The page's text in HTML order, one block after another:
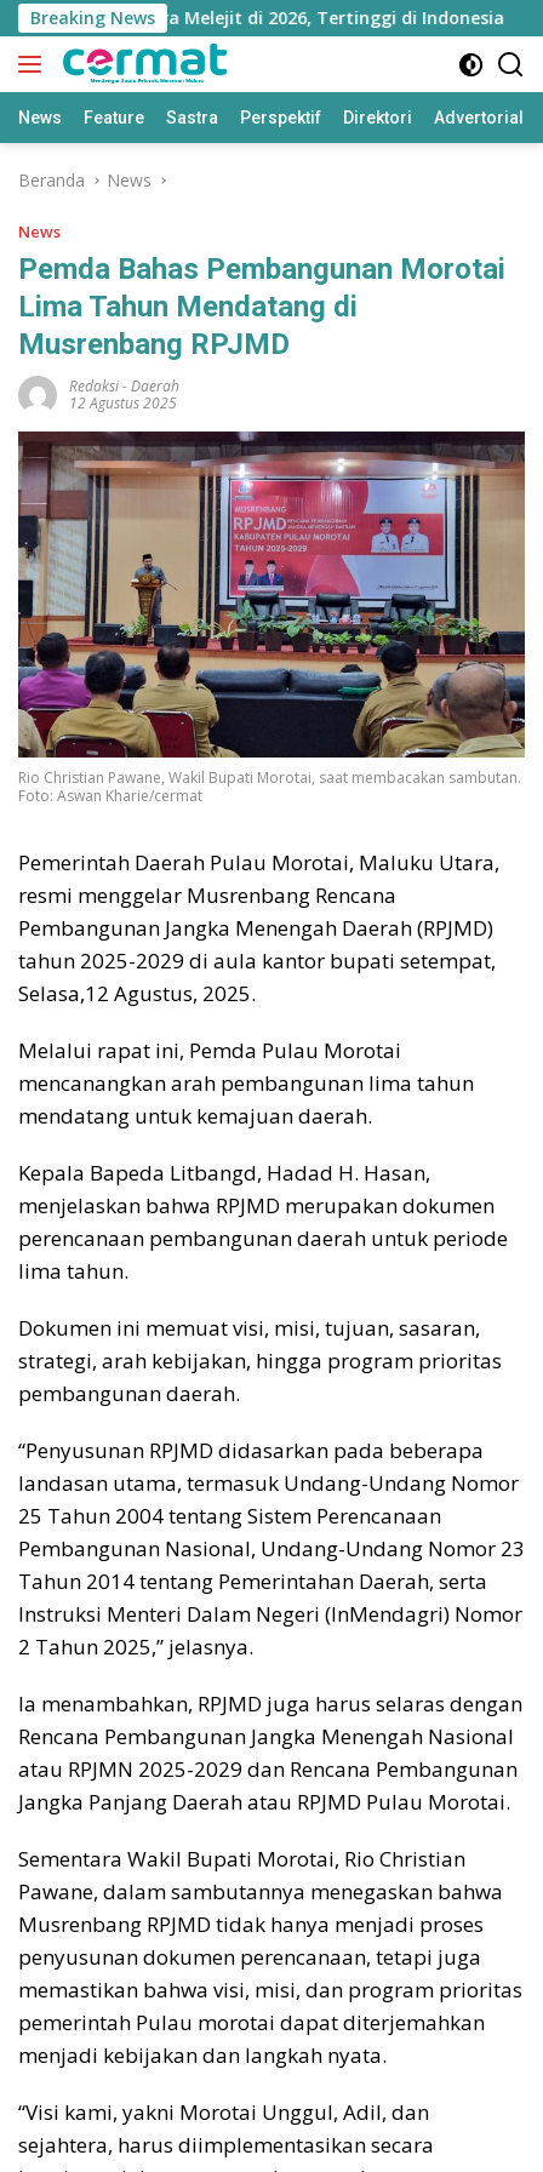
Langsung
ke
konten
Breaking News
Maluku Utara Melejit di 2026, Tertinggi di Indonesia
News Feature Sastra Perspektif Direktori Advertorial
Beranda News
News
Pemda Bahas Pembangunan Morotai
Lima Tahun Mendatang di
Musrenbang RPJMD
Redaksi-Daerah
12 Agustus 2025
Rio Christian Pawane, Wakil Bupati Morotai, saat membacakan sambutan.
Foto: Aswan Kharie/cermat
Pemerintah Daerah Pulau Morotai, Maluku Utara,
resmi menggelar Musrenbang Rencana
Pembangunan Jangka Menengah Daerah (RPJMD)
tahun 2025-2029 di aula kantor bupati setempat,
Selasa,12 Agustus, 2025.
Melalui rapat ini, Pemda Pulau Morotai
mencanangkan arah pembangunan lima tahun
mendatang untuk kemajuan daerah.
Kepala Bapeda Litbangd, Hadad H. Hasan,
menjelaskan bahwa RPJMD merupakan dokumen
perencanaan pembangunan daerah untuk periode
lima tahun.
Dokumen ini memuat visi, misi, tujuan, sasaran,
strategi, arah kebijakan, hingga program prioritas
pembangunan daerah.
“Penyusunan RPJMD didasarkan pada beberapa
landasan utama, termasuk Undang-Undang Nomor
25 Tahun 2004 tentang Sistem Perencanaan
Pembangunan Nasional, Undang-Undang Nomor 23
Tahun 2014 tentang Pemerintahan Daerah, serta
Instruksi Menteri Dalam Negeri (InMendagri) Nomor
2 Tahun 2025,” jelasnya.
Ia menambahkan, RPJMD juga harus selaras dengan
Rencana Pembangunan Jangka Menengah Nasional
atau RPJMN 2025-2029 dan Rencana Pembangunan
Jangka Panjang Daerah atau RPJMD Pulau Morotai.
Sementara Wakil Bupati Morotai, Rio Christian
Pawane, dalam sambutannya menegaskan bahwa
Musrenbang RPJMD tidak hanya menjadi proses
penyusunan dokumen perencanaan, tetapi juga
memastikan bahwa visi, misi, dan program prioritas
pemerintah Pulau morotai dapat diterjemahkan
menjadi kebijakan dan langkah nyata.
“Visi kami, yakni Morotai Unggul, Adil, dan
sejahtera, harus diimplementasikan secara